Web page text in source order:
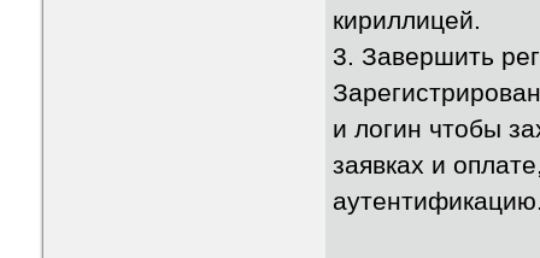
кириллицей.
3. Завершить
и логин чтобы
заявках и